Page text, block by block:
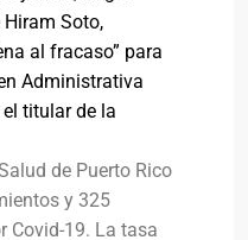
Hiram Soto,
al fracaso” para
Administrativa
titular de la
de Puerto Rico
y 325
Covid-19. La tasa